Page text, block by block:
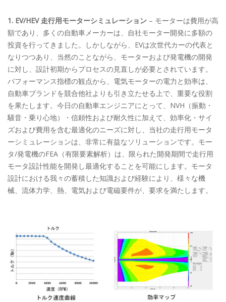
1. EV/HEV 走行用モーターシミュレーション – モーターは費用が高
額であり、多くの自動車メーカーは、自社モーター開発に多額の
投資を行ってきました。しかしながら、EVは次世代カーの代表と
なりつつあり、当然のことながら、モーターおよび発電機の開発
に対し、設計初期からプロセスの見直しが必要とされています。
パフォーマンス指標の観点から、電気モーターの電力と効率は、
自動車ブランドを競合他社よりも引き立たせる上で、重要な役割
を果たします。今日の自動車エンジニアにとって、NVH（振動・
騒音・乗り心地）・信頼性および耐久性に加えて、効率化・サイ
ズおよび費用を含む最適化のニーズに対し、当社の走行用モータ
ーシミュレーションは、非常に有益なソリューションです。モー
タ/発電機のFEA（有限要素解析）は、限られた開発期間で走行用
モータ設計性能を開発し最適化することを可能にします。モータ
設計における我々の蓄積した知識および経験により、様々な機
械、流体力学、熱、電気および電磁要件が、要求を満たします。